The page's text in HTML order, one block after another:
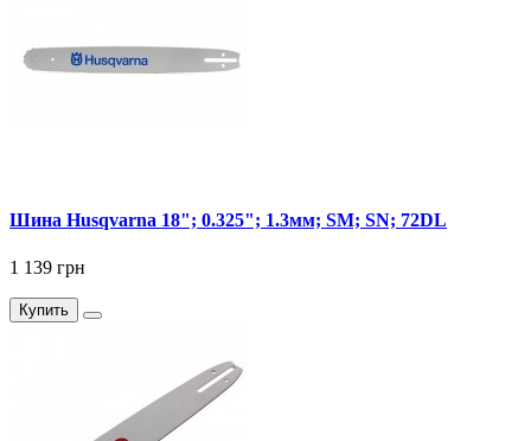
Шина Husqvarna 18"; 0.325"; 1.3мм; SM; SN; 72DL
1 139 грн
Купить